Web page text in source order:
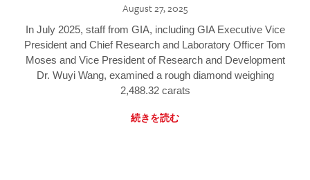
August 27, 2025
In July 2025, staff from GIA, including GIA Executive Vice
President and Chief Research and Laboratory Officer Tom
Moses and Vice President of Research and Development
Dr. Wuyi Wang, examined a rough diamond weighing
2,488.32 carats
続きを読む